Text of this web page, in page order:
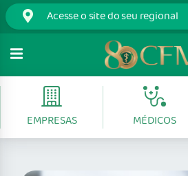
EMPRESAS MÉDICOS